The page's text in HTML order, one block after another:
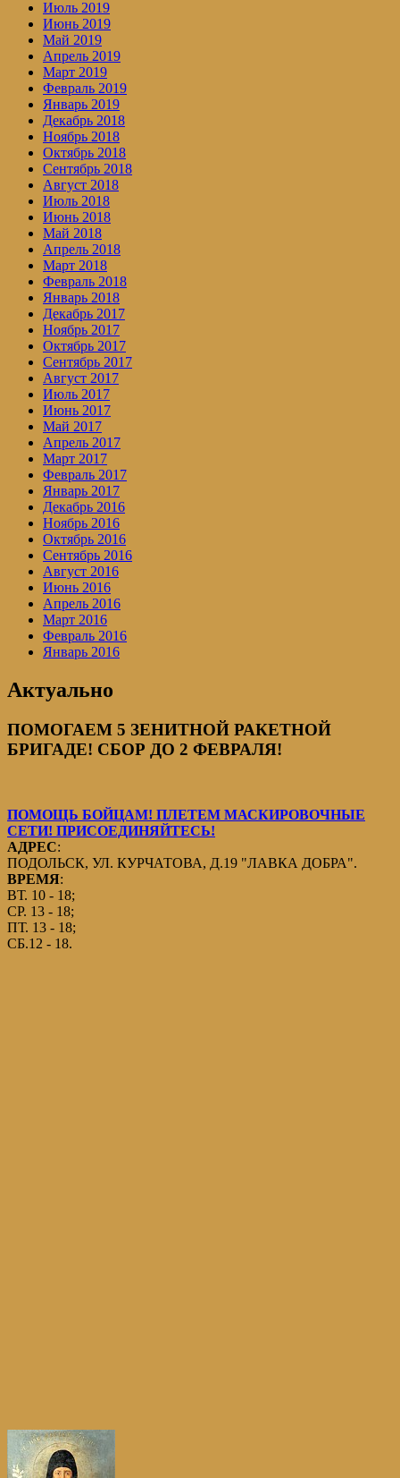
Июль 2019
Июнь 2019
Май 2019
Апрель 2019
Март 2019
Февраль 2019
Январь 2019
Декабрь 2018
Ноябрь 2018
Октябрь 2018
Сентябрь 2018
Август 2018
Июль 2018
Июнь 2018
Май 2018
Апрель 2018
Март 2018
Февраль 2018
Январь 2018
Декабрь 2017
Ноябрь 2017
Октябрь 2017
Сентябрь 2017
Август 2017
Июль 2017
Июнь 2017
Май 2017
Апрель 2017
Март 2017
Февраль 2017
Январь 2017
Декабрь 2016
Ноябрь 2016
Октябрь 2016
Сентябрь 2016
Август 2016
Июнь 2016
Апрель 2016
Март 2016
Февраль 2016
Январь 2016
Актуально
ПОМОГАЕМ 5 ЗЕНИТНОЙ РАКЕТНОЙ
БРИГАДЕ! СБОР ДО 2 ФЕВРАЛЯ!
ПОМОЩЬ БОЙЦАМ! ПЛЕТЕМ МАСКИРОВОЧНЫЕ
СЕТИ! ПРИСОЕДИНЯЙТЕСЬ!
АДРЕС:
ПОДОЛЬСК, УЛ. КУРЧАТОВА, Д.19 "ЛАВКА ДОБРА".
ВРЕМЯ:
ВТ. 10 - 18;
СР. 13 - 18;
ПТ. 13 - 18;
СБ.12 - 18.